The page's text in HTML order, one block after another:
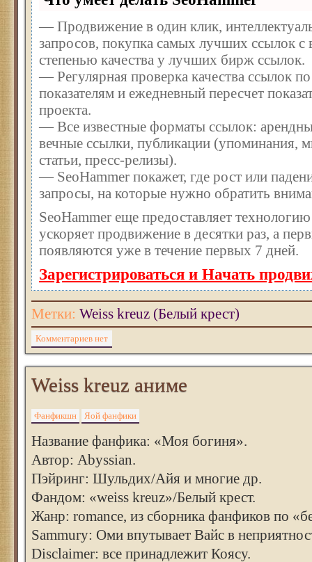
— Продвижение в один клик,
запросов, покупка самых лучших ссылок с
степенью качества у лучших бирж ссылок.
— Регулярная проверка качества ссылок
показателям и ежедневный пересчет
проекта.
— Все известные форматы ссылок:
вечные ссылки, публикации (упоминания,
статьи, пресс-релизы).
— SeoHammer покажет, где рост или
запросы, на которые нужно обратить
SeoHammer еще предоставляет
ускоряет продвижение в десятки раз, а
появляются уже в течение первых 7 дней.
Зарегистрироваться и Начать
Метки: Weiss kreuz (Белый крест)
Комментариев нет
Weiss kreuz аниме
Фанфикшн Яой фанфики
Название фанфика: «Моя богиня».
Автор: Abyssian.
Пэйринг: Шульдих/Айя и многие др.
Фандом: «weiss kreuz»/Белый крест.
Жанр: romance, из сборника фанфиков по
Sammury: Оми впутывает Вайс в
Disclaimer: все принадлежит Коясу.